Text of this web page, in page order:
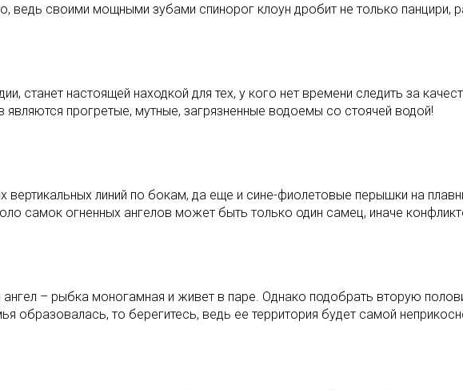
ведь своими мощными зубами спинорог клоун дробит не только панцири,
станет настоящей находкой для тех, у кого нет времени следить за
прогретые, мутные, загрязненные водоемы со стоячей водой!
линий по бокам, да еще и сине-фиолетовые перышки на
самок огненных ангелов может быть только один самец, иначе
– рыбка моногамная и живет в паре. Однако подобрать вторую
образовалась, то берегитесь, ведь ее территория будет самой